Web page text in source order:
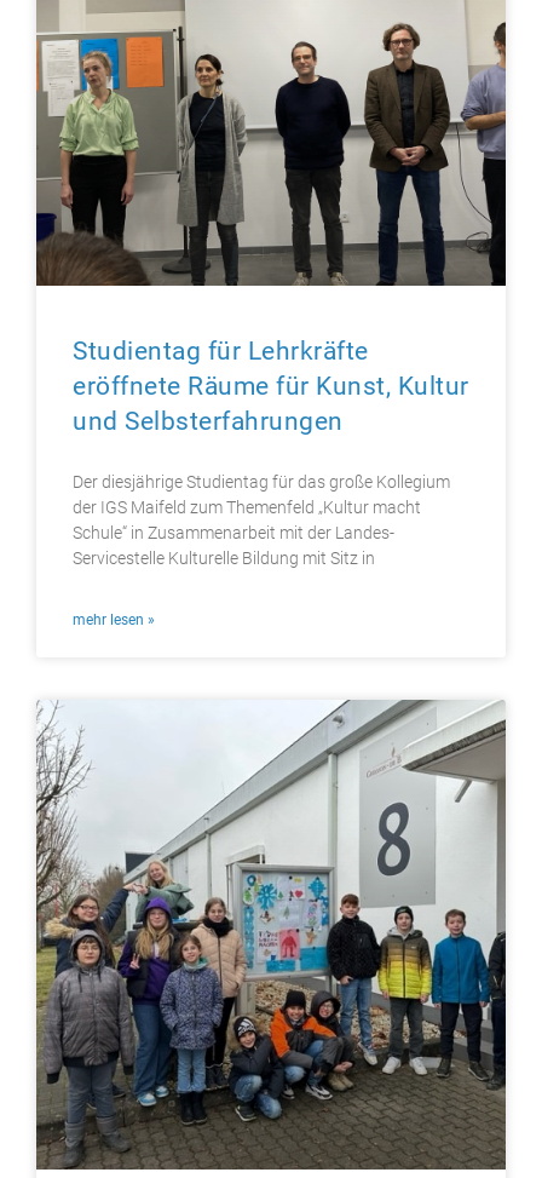
Studientag für Lehrkräfte
eröffnete Räume für Kunst, Kultur
und Selbsterfahrungen
Der diesjährige Studientag für das große Kollegium
der IGS Maifeld zum Themenfeld „Kultur macht
Schule“ in Zusammenarbeit mit der Landes-
Servicestelle Kulturelle Bildung mit Sitz in
mehr lesen »